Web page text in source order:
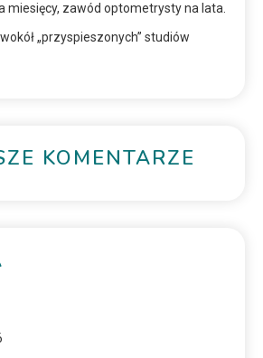
miesięcy, zawód optometrysty na lata.
„przyspieszonych” studiów
KOMENTARZE